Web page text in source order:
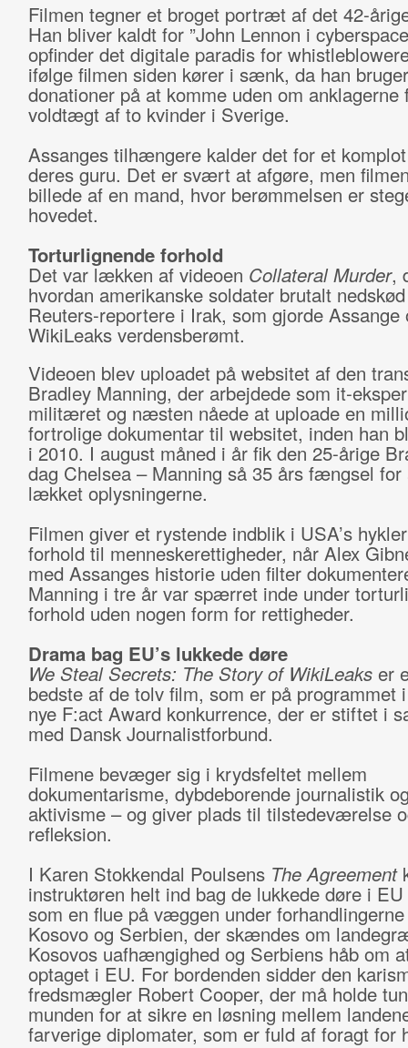
Filmen tegner et broget portræt af det 42-
Han bliver kaldt for ”John Lennon i
opfinder det digitale paradis for
ifølge filmen siden kører i sænk, da han
donationer på at komme uden om anklagerne
voldtægt af to kvinder i Sverige.
Assanges tilhængere kalder det for et
deres guru. Det er svært at afgøre, men
billede af en mand, hvor berømmelsen er
hovedet.
Torturlignende forhold
Det var lækken af videoen Collateral Murder,
hvordan amerikanske soldater brutalt
Reuters-reportere i Irak, som gjorde Assange
WikiLeaks verdensberømt.
Videoen blev uploadet på websitet af den
Bradley Manning, der arbejdede som it-
militæret og næsten nåede at uploade en
fortrolige dokumentar til websitet, inden han
i 2010. I august måned i år fik den 25-årige
dag Chelsea – Manning så 35 års fængsel for
lækket oplysningerne.
Filmen giver et rystende indblik i USA’s
forhold til menneskerettigheder, når Alex
med Assanges historie uden filter
Manning i tre år var spærret inde under
forhold uden nogen form for rettigheder.
Drama bag EU’s lukkede døre
We Steal Secrets: The Story of WikiLeaks er
bedste af de tolv film, som er på programmet i
nye F:act Award konkurrence, der er stiftet i
med Dansk Journalistforbund.
Filmene bevæger sig i krydsfeltet mellem
dokumentarisme, dybdeborende journalistik
aktivisme – og giver plads til tilstedeværelse
refleksion.
I Karen Stokkendal Poulsens The Agreement
instruktøren helt ind bag de lukkede døre i
som en flue på væggen under
Kosovo og Serbien, der skændes om
Kosovos uafhængighed og Serbiens håb om
optaget i EU. For bordenden sidder den
fredsmægler Robert Cooper, der må holde
munden for at sikre en løsning mellem
farverige diplomater, som er fuld af foragt for